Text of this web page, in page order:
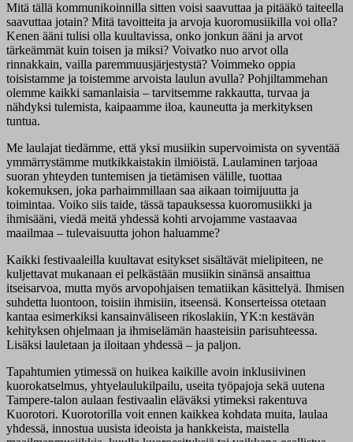
Mitä tällä kommunikoinnilla sitten voisi saavuttaa ja pitääkö taiteella
saavuttaa jotain? Mitä tavoitteita ja arvoja kuoromusiikilla voi olla?
Kenen ääni tulisi olla kuultavissa, onko jonkun ääni ja arvot
tärkeämmät kuin toisen ja miksi? Voivatko nuo arvot olla
rinnakkain, vailla paremmuusjärjestystä? Voimmeko oppia
toisistamme ja toistemme arvoista laulun avulla? Pohjiltammehan
olemme kaikki samanlaisia – tarvitsemme rakkautta, turvaa ja
nähdyksi tulemista, kaipaamme iloa, kauneutta ja merkityksen
tuntua.
Me laulajat tiedämme, että yksi musiikin supervoimista on syventää
ymmärrystämme mutkikkaistakin ilmiöistä. Laulaminen tarjoaa
suoran yhteyden tuntemisen ja tietämisen välille, tuottaa
kokemuksen, joka parhaimmillaan saa aikaan toimijuutta ja
toimintaa. Voiko siis taide, tässä tapauksessa kuoromusiikki ja
ihmisääni, viedä meitä yhdessä kohti arvojamme vastaavaa
maailmaa – tulevaisuutta johon haluamme?
Kaikki festivaaleilla kuultavat esitykset sisältävät mielipiteen, ne
kuljettavat mukanaan ei pelkästään musiikin sinänsä ansaittua
itseisarvoa, mutta myös arvopohjaisen tematiikan käsittelyä. Ihmisen
suhdetta luontoon, toisiin ihmisiin, itseensä. Konserteissa otetaan
kantaa esimerkiksi kansainväliseen rikoslakiin, YK:n kestävän
kehityksen ohjelmaan ja ihmiselämän haasteisiin parisuhteessa.
Lisäksi lauletaan ja iloitaan yhdessä – ja paljon.
Tapahtumien ytimessä on huikea kaikille avoin inklusiivinen
kuorokatselmus, yhtyelaulukilpailu, useita työpajoja sekä uutena
Tampere-talon aulaan festivaalin eläväksi ytimeksi rakentuva
Kuorotori. Kuorotorilla voit ennen kaikkea kohdata muita, laulaa
yhdessä, innostua uusista ideoista ja hankkeista, maistella